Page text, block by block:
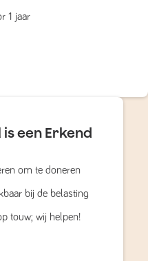
1 jaar
een Erkend
om te doneren
bij de belasting
touw; wij helpen!